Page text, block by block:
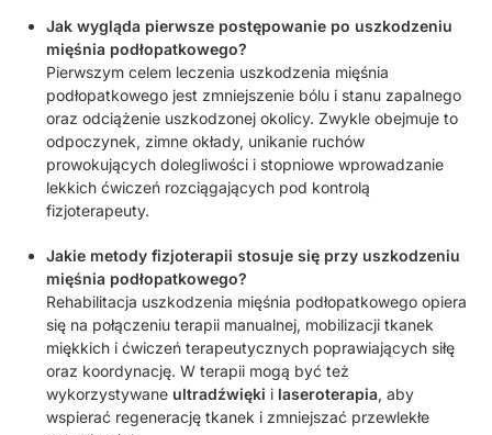
Jak wygląda pierwsze postępowanie po uszkodzeniu
mięśnia podłopatkowego?
Pierwszym celem leczenia uszkodzenia mięśnia
podłopatkowego jest zmniejszenie bólu i stanu zapalnego
oraz odciążenie uszkodzonej okolicy. Zwykle obejmuje to
odpoczynek, zimne okłady, unikanie ruchów
prowokujących dolegliwości i stopniowe wprowadzanie
lekkich ćwiczeń rozciągających pod kontrolą
fizjoterapeuty.
Jakie metody fizjoterapii stosuje się przy uszkodzeniu
mięśnia podłopatkowego?
Rehabilitacja uszkodzenia mięśnia podłopatkowego opiera
się na połączeniu terapii manualnej, mobilizacji tkanek
miękkich i ćwiczeń terapeutycznych poprawiających siłę
oraz koordynację. W terapii mogą być też
wykorzystywane ultradźwięki i laseroterapia, aby
wspierać regenerację tkanek i zmniejszać przewlekłe